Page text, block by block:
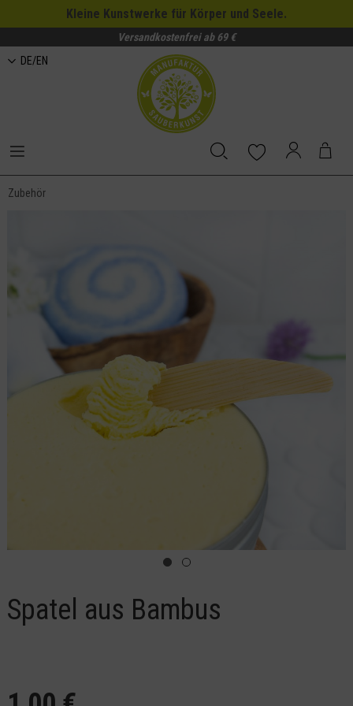
Kleine Kunstwerke für Körper und Seele.
Versandkostenfrei ab 69 €
DE/EN
Zubehör
Spatel aus Bambus